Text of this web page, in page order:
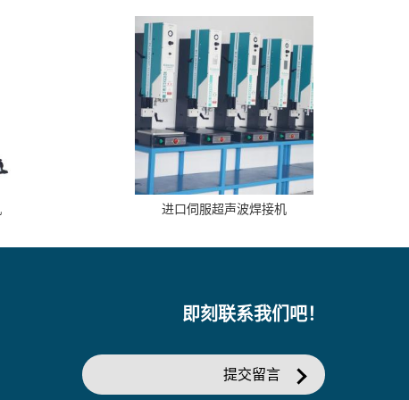
进口伺服超声波焊接机
即刻联系我们吧！
提交留言